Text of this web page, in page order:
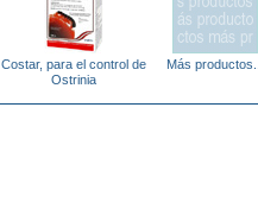
Costar, para el control de
Ostrinia
Más productos...